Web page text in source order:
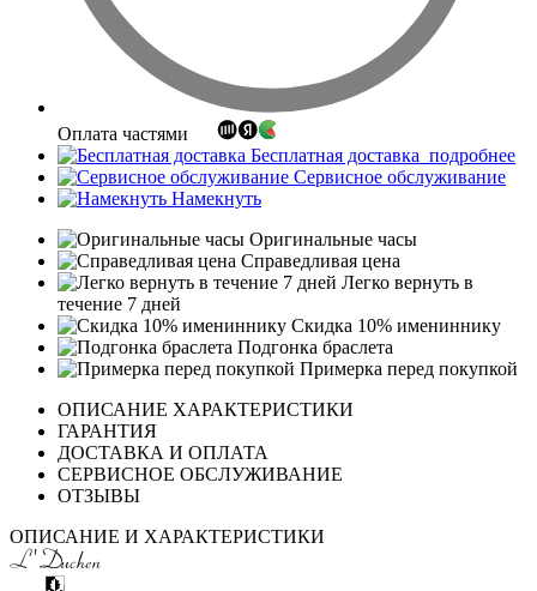
Оплата частями
Бесплатная доставка подробнее
Сервисное обслуживание
Намекнуть
Оригинальные часы
Справедливая цена
Легко вернуть в
течение 7 дней
Скидка 10% имениннику
Подгонка браслета
Примерка перед покупкой
ОПИСАНИЕ ХАРАКТЕРИСТИКИ
ГАРАНТИЯ
ДОСТАВКА И ОПЛАТА
СЕРВИСНОЕ ОБСЛУЖИВАНИЕ
ОТЗЫВЫ
ОПИСАНИЕ И ХАРАКТЕРИСТИКИ